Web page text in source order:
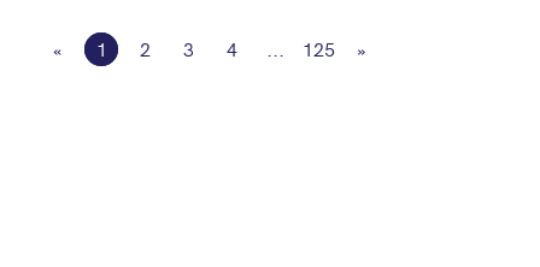
« 1 2 3 4 125 »